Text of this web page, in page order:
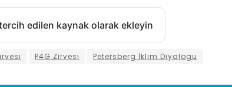
edilen kaynak olarak ekleyin
P4G Zirvesi Petersberg İklim Diyalogu